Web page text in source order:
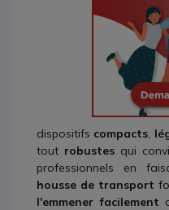
dispositifs compacts
tout robustes qui
professionnels en
housse de transport
l'emmener facilement